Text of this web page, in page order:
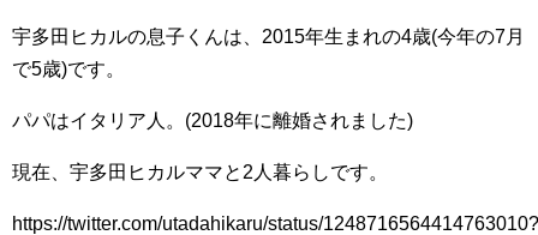
宇多田ヒカルの息子くんは、2015年生まれの4歳(今年の7月
で5歳)です。
パパはイタリア人。(2018年に離婚されました)
現在、宇多田ヒカルママと2人暮らしです。
https://twitter.com/utadahikaru/status/1248716564414763010?